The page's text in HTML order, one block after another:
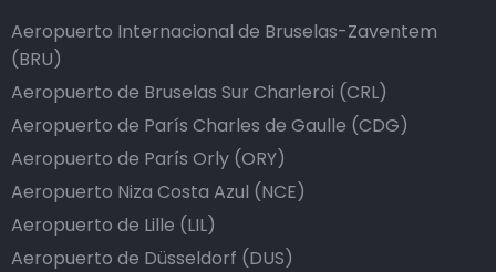
Aeropuerto Internacional de Bruselas-Zaventem
(BRU)
Aeropuerto de Bruselas Sur Charleroi (CRL)
Aeropuerto de París Charles de Gaulle (CDG)
Aeropuerto de París Orly (ORY)
Aeropuerto Niza Costa Azul (NCE)
Aeropuerto de Lille (LIL)
Aeropuerto de Düsseldorf (DUS)